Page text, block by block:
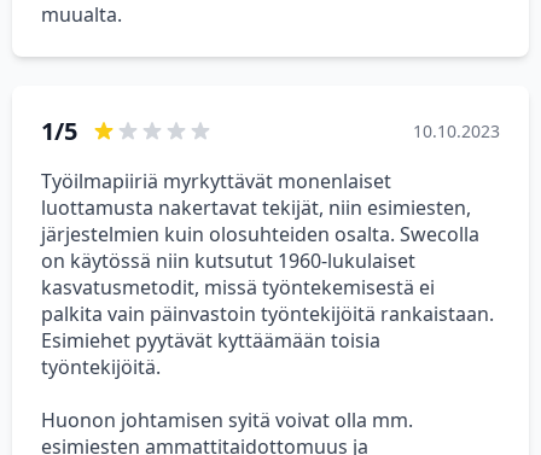
muualta.
1/5 10.10.2023
Työilmapiiriä myrkyttävät monenlaiset
luottamusta nakertavat tekijät, niin esimiesten,
järjestelmien kuin olosuhteiden osalta. Swecolla
on käytössä niin kutsutut 1960-lukulaiset
kasvatusmetodit, missä työntekemisestä ei
palkita vain päinvastoin työntekijöitä rankaistaan.
Esimiehet pyytävät kyttäämään toisia
työntekijöitä.
Huonon johtamisen syitä voivat olla mm.
esimiesten ammattitaidottomuus ja